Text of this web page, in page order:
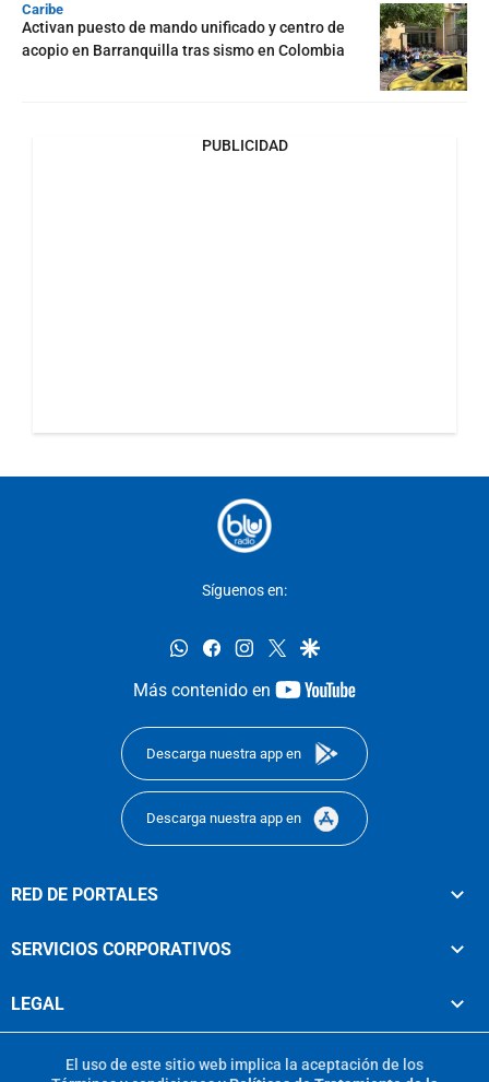
Caribe
Activan puesto de mando unificado y centro de
acopio en Barranquilla tras sismo en Colombia
PUBLICIDAD
Síguenos en:
whatsappfacebookinstagram
twittergoogle
Más contenido en
youtube-
Descarga nuestra app en
Descarga nuestra app en
RED DE PORTALES
SERVICIOS CORPORATIVOS
LEGAL
El uso de este sitio web implica la aceptación de los